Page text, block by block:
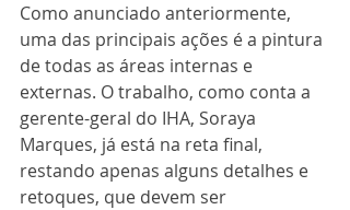
Como anunciado anteriormente,
uma das principais ações é a pintura
de todas as áreas internas e
externas. O trabalho, como conta a
gerente-geral do IHA, Soraya
Marques, já está na reta final,
restando apenas alguns detalhes e
retoques, que devem ser